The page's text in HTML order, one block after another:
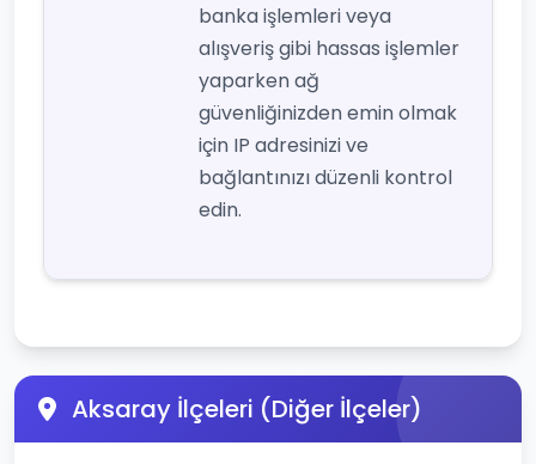
banka işlemleri veya
alışveriş gibi hassas işlemler
yaparken ağ
güvenliğinizden emin olmak
için IP adresinizi ve
bağlantınızı düzenli kontrol
edin.
Aksaray İlçeleri (Diğer İlçeler)